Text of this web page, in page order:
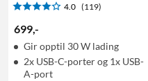
4.0 (119)
699,-
Gir opptil 30 W lading
2x USB-C-porter og 1x USB-
A-port